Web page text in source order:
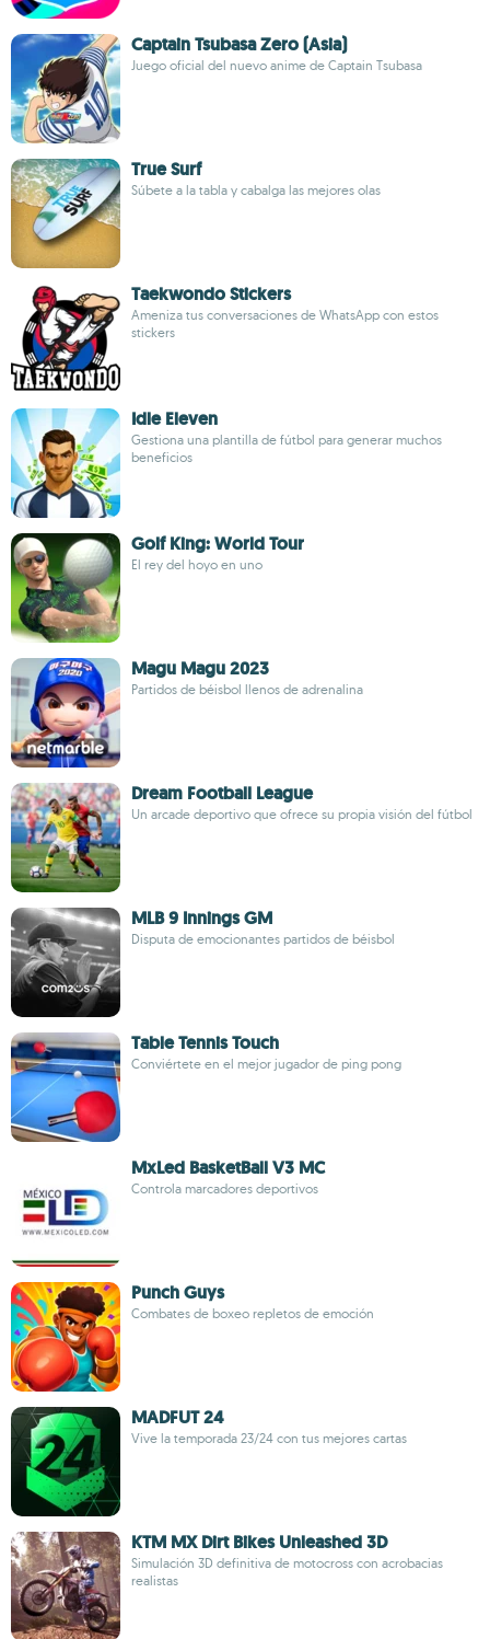
Captain Tsubasa Zero (Asia)
Juego oficial del nuevo anime de Captain Tsubasa
True Surf
Súbete a la tabla y cabalga las mejores olas
Taekwondo Stickers
Ameniza tus conversaciones de WhatsApp con estos
stickers
Idle Eleven
Gestiona una plantilla de fútbol para generar muchos
beneficios
Golf King: World Tour
El rey del hoyo en uno
Magu Magu 2023
Partidos de béisbol llenos de adrenalina
Dream Football League
Un arcade deportivo que ofrece su propia visión del fútbol
MLB 9 Innings GM
Disputa de emocionantes partidos de béisbol
Table Tennis Touch
Conviértete en el mejor jugador de ping pong
MxLed BasketBall V3 MC
Controla marcadores deportivos
Punch Guys
Combates de boxeo repletos de emoción
MADFUT 24
Vive la temporada 23/24 con tus mejores cartas
KTM MX Dirt Bikes Unleashed 3D
Simulación 3D definitiva de motocross con acrobacias
realistas